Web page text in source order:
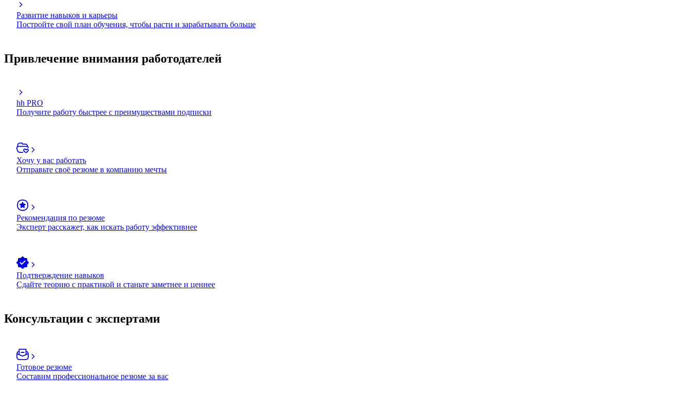
Развитие навыков и карьеры
Постройте свой план обучения, чтобы расти и зарабатывать больше
Привлечение внимания работодателей
hh PRO
Получите работу быстрее с преимуществами подписки
Хочу у вас работать
Отправьте своё резюме в компанию мечты
Рекомендация по резюме
Эксперт расскажет, как искать работу эффективнее
Подтверждение навыков
Сдайте теорию с практикой и станьте заметнее и ценнее
Консультации с экспертами
Готовое резюме
Составим профессиональное резюме за вас